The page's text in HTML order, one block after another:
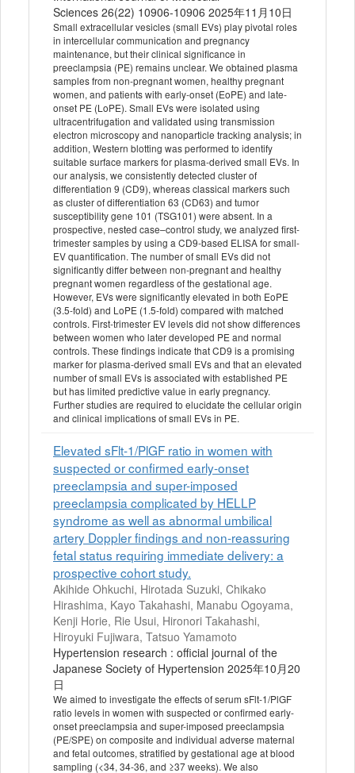
Sciences 26(22) 10906-10906 2025年11月10日
Small extracellular vesicles (small EVs) play pivotal roles
in intercellular communication and pregnancy
maintenance, but their clinical significance in
preeclampsia (PE) remains unclear. We obtained plasma
samples from non-pregnant women, healthy pregnant
women, and patients with early-onset (EoPE) and late-
onset PE (LoPE). Small EVs were isolated using
ultracentrifugation and validated using transmission
electron microscopy and nanoparticle tracking analysis; in
addition, Western blotting was performed to identify
suitable surface markers for plasma-derived small EVs. In
our analysis, we consistently detected cluster of
differentiation 9 (CD9), whereas classical markers such
as cluster of differentiation 63 (CD63) and tumor
susceptibility gene 101 (TSG101) were absent. In a
prospective, nested case–control study, we analyzed first-
trimester samples by using a CD9-based ELISA for small-
EV quantification. The number of small EVs did not
significantly differ between non-pregnant and healthy
pregnant women regardless of the gestational age.
However, EVs were significantly elevated in both EoPE
(3.5-fold) and LoPE (1.5-fold) compared with matched
controls. First-trimester EV levels did not show differences
between women who later developed PE and normal
controls. These findings indicate that CD9 is a promising
marker for plasma-derived small EVs and that an elevated
number of small EVs is associated with established PE
but has limited predictive value in early pregnancy.
Further studies are required to elucidate the cellular origin
and clinical implications of small EVs in PE.
Elevated sFlt-1/PlGF ratio in women with
suspected or confirmed early-onset
preeclampsia and super-imposed
preeclampsia complicated by HELLP
syndrome as well as abnormal umbilical
artery Doppler findings and non-reassuring
fetal status requiring immediate delivery: a
prospective cohort study.
Akihide Ohkuchi, Hirotada Suzuki, Chikako
Hirashima, Kayo Takahashi, Manabu Ogoyama,
Kenji Horie, Rie Usui, Hironori Takahashi,
Hiroyuki Fujiwara, Tatsuo Yamamoto
Hypertension research : official journal of the
Japanese Society of Hypertension 2025年10月20
日
We aimed to investigate the effects of serum sFlt-1/PlGF
ratio levels in women with suspected or confirmed early-
onset preeclampsia and super-imposed preeclampsia
(PE/SPE) on composite and individual adverse maternal
and fetal outcomes, stratified by gestational age at blood
sampling (<34, 34-36, and ≥37 weeks). We also